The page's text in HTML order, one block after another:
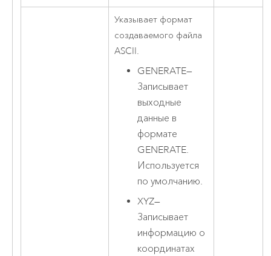
Указывает формат
создаваемого файла
ASCII.
GENERATE—
Записывает
выходные
данные в
формате
GENERATE.
Используется
по умолчанию.
XYZ—
Записывает
информацию о
координатах